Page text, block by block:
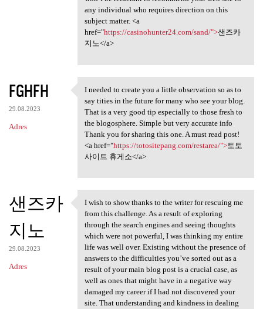
any individual who requires direction on this
subject matter. <a
href="https://casinohunter24.com/sand/">샌즈카
지노</a>
FGHFH
29.08.2023
Adres
I needed to create you a
I needed to create you a little observation so as to
say tities in the future for many who see your blog.
That is a very good tip especially to those fresh to
the blogosphere. Simple but very accurate info
Thank you for sharing this one. A must read post!
<a href="https://totositepang.com/restarea/">토토
사이트 휴게소</a>
샌즈카
지노
29.08.2023
Adres
I wish to show thanks to the
I wish to show thanks to the writer for rescuing me
from this challenge. As a result of exploring
through the search engines and seeing thoughts
which were not powerful, I was thinking my entire
life was well over. Existing without the presence of
answers to the difficulties you’ve sorted out as a
result of your main blog post is a crucial case, as
well as ones that might have in a negative way
damaged my career if I had not discovered your
site. That understanding and kindness in dealing